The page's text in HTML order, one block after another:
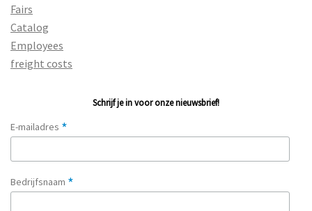
Fairs
Catalog
Employees
freight costs
Schrijf je in voor onze nieuwsbrief!
E-mailadres *
Bedrijfsnaam *